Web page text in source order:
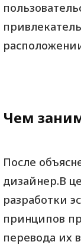
Чем
После
дизайнер.В
разработки
принципов
перевода их